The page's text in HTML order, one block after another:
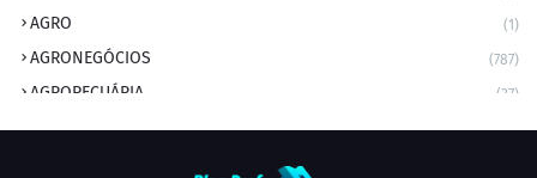
AGRO (1)
AGRONEGÓCIOS (787)
AGROPECUÁRIA (37)
AMBIENTE (9)